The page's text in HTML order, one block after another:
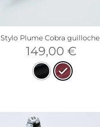
Stylo Plume Cobra guilloche
149,00 €